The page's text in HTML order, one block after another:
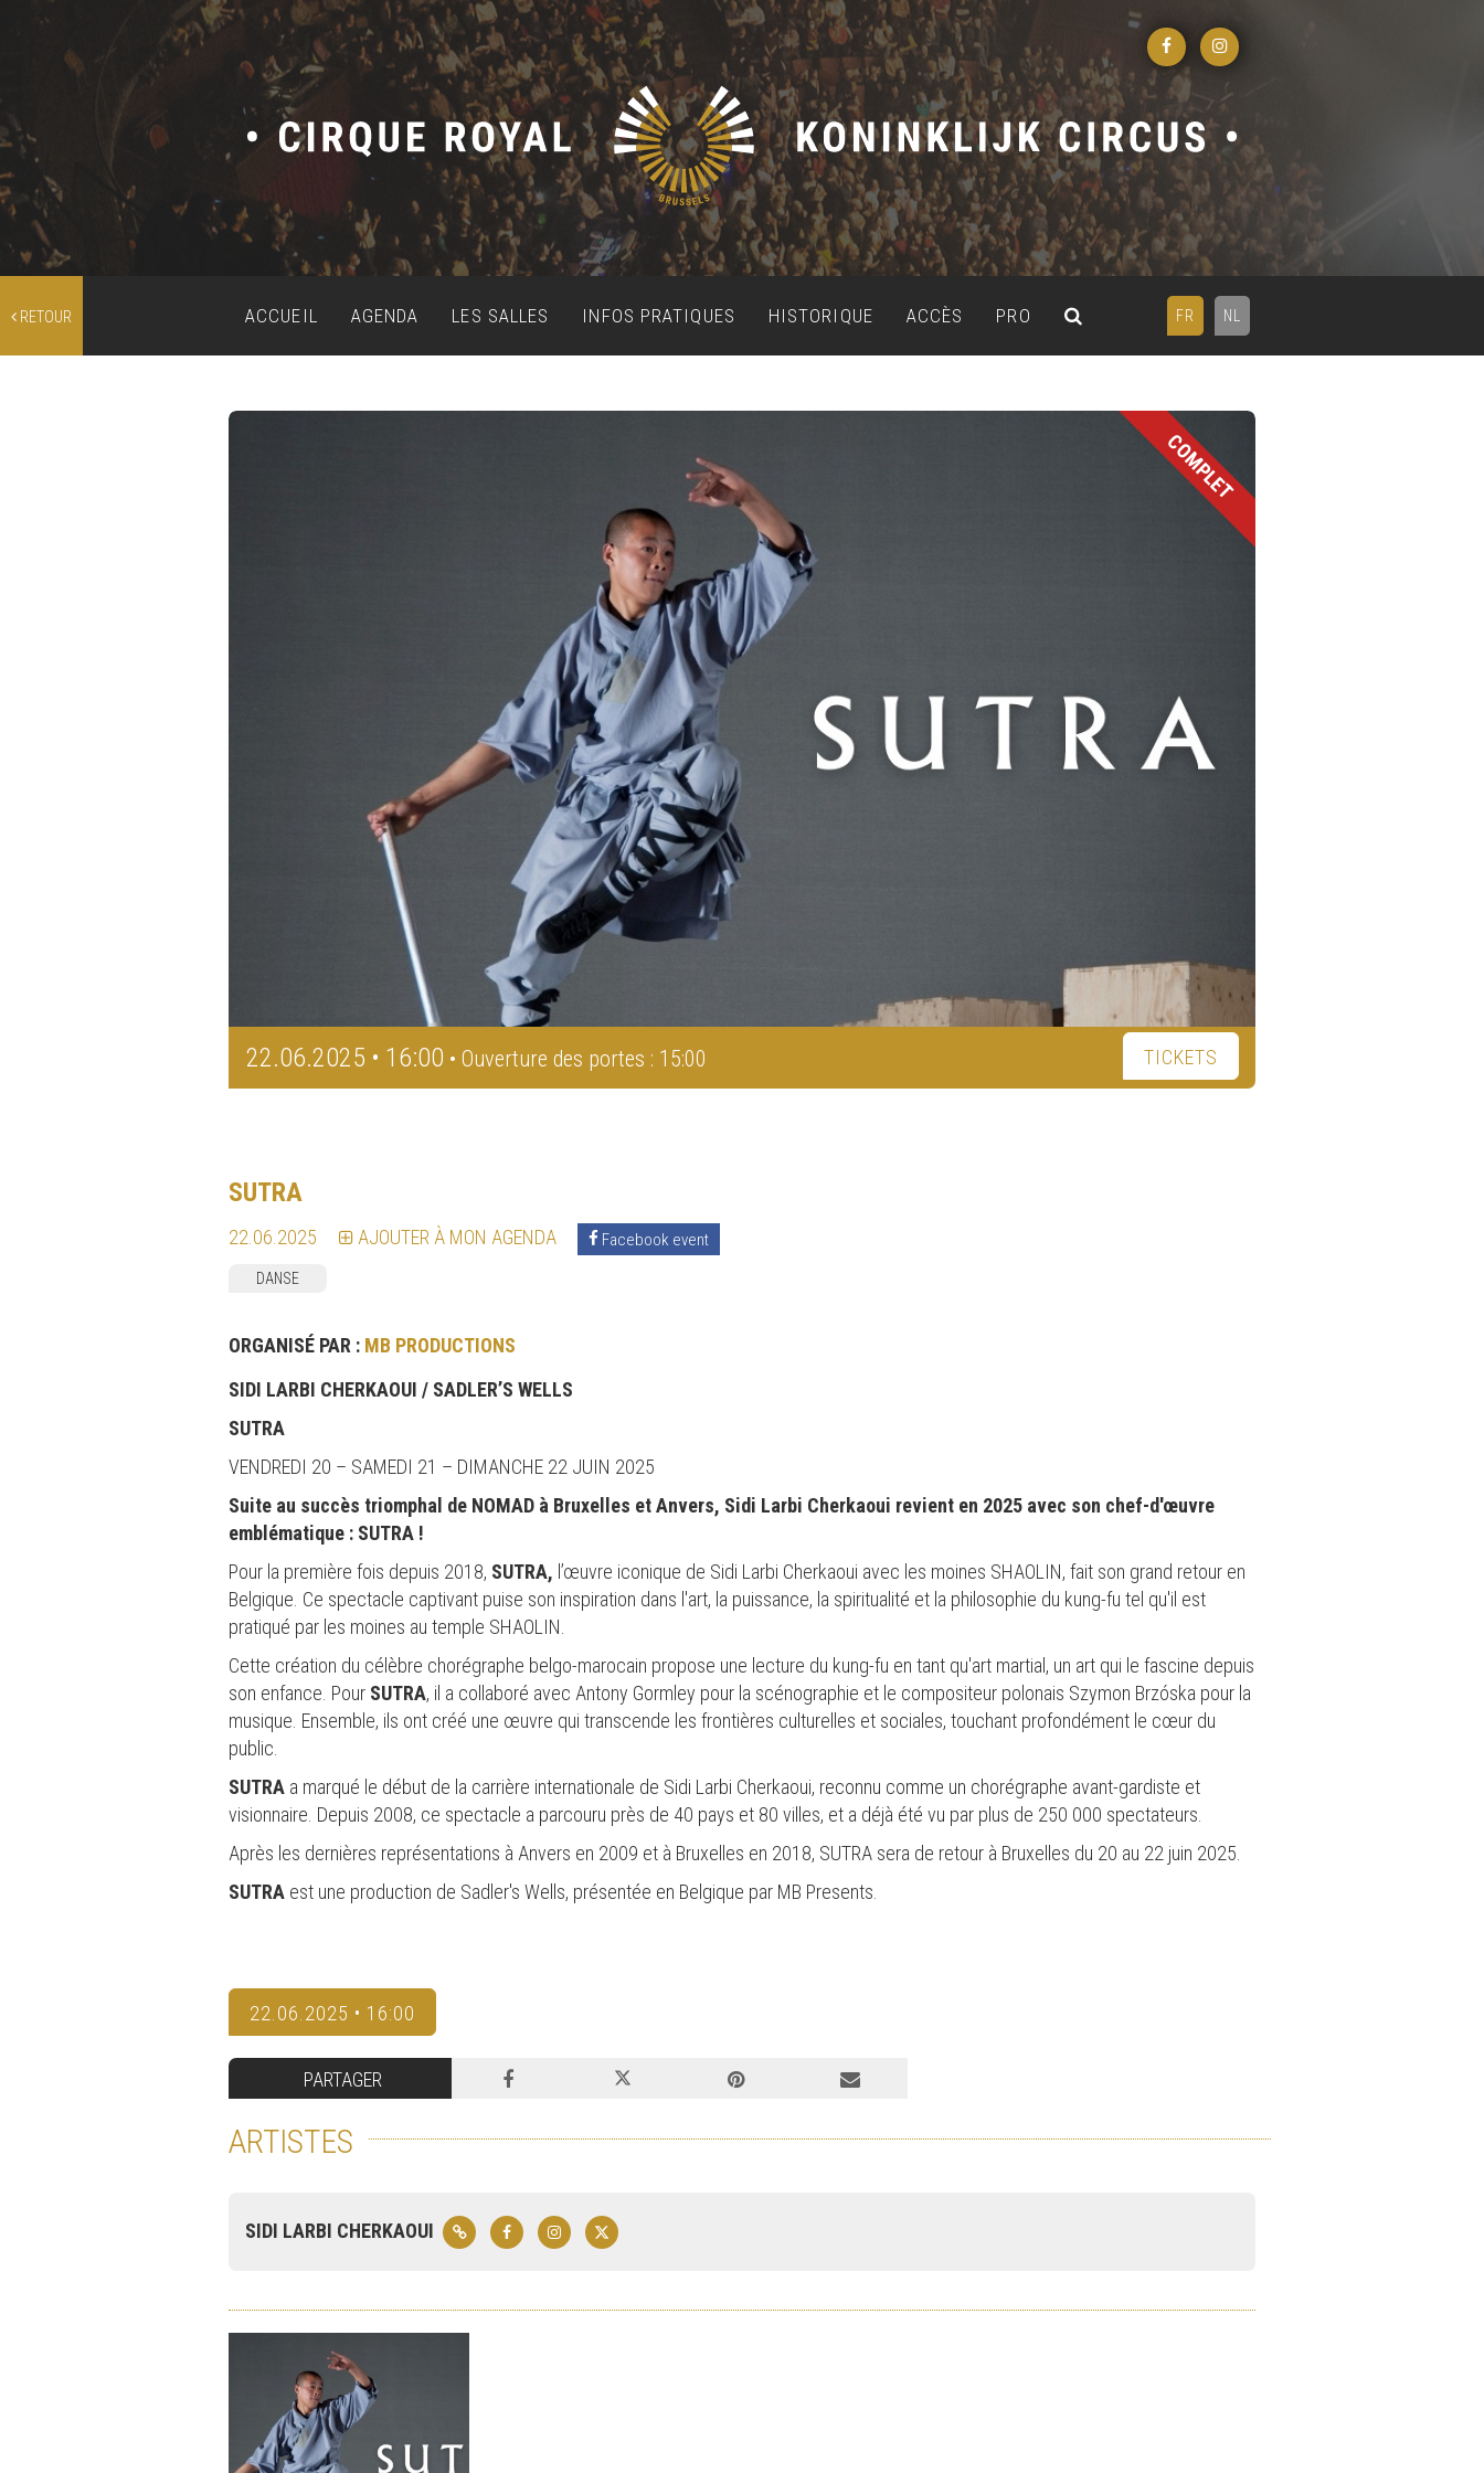
RETOUR FR NL
ACCUEIL AGENDA LES SALLES INFOS PRATIQUES HISTORIQUE ACCÈS PRO
COMPLET
22.06.2025 • 16:00 • Ouverture des portes : 15:00 TICKETS
SUTRA
22.06.2025 AJOUTER À MON AGENDA Facebook event
DANSE
ORGANISÉ PAR : MB PRODUCTIONS
SIDI LARBI CHERKAOUI / SADLER’S WELLS
SUTRA
VENDREDI 20 – SAMEDI 21 – DIMANCHE 22 JUIN 2025
Suite au succès triomphal de NOMAD à Bruxelles et Anvers, Sidi Larbi Cherkaoui revient en 2025 avec son chef-d'œuvre
emblématique : SUTRA !
Pour la première fois depuis 2018, SUTRA, l’œuvre iconique de Sidi Larbi Cherkaoui avec les moines SHAOLIN, fait son grand retour en
Belgique. Ce spectacle captivant puise son inspiration dans l'art, la puissance, la spiritualité et la philosophie du kung-fu tel qu'il est
pratiqué par les moines au temple SHAOLIN.
Cette création du célèbre chorégraphe belgo-marocain propose une lecture du kung-fu en tant qu'art martial, un art qui le fascine depuis
son enfance. Pour SUTRA, il a collaboré avec Antony Gormley pour la scénographie et le compositeur polonais Szymon Brzóska pour la
musique. Ensemble, ils ont créé une œuvre qui transcende les frontières culturelles et sociales, touchant profondément le cœur du
public.
SUTRA a marqué le début de la carrière internationale de Sidi Larbi Cherkaoui, reconnu comme un chorégraphe avant-gardiste et
visionnaire. Depuis 2008, ce spectacle a parcouru près de 40 pays et 80 villes, et a déjà été vu par plus de 250 000 spectateurs.
Après les dernières représentations à Anvers en 2009 et à Bruxelles en 2018, SUTRA sera de retour à Bruxelles du 20 au 22 juin 2025.
SUTRA est une production de Sadler's Wells, présentée en Belgique par MB Presents.
22.06.2025 • 16:00
PARTAGER
ARTISTES
SIDI LARBI CHERKAOUI